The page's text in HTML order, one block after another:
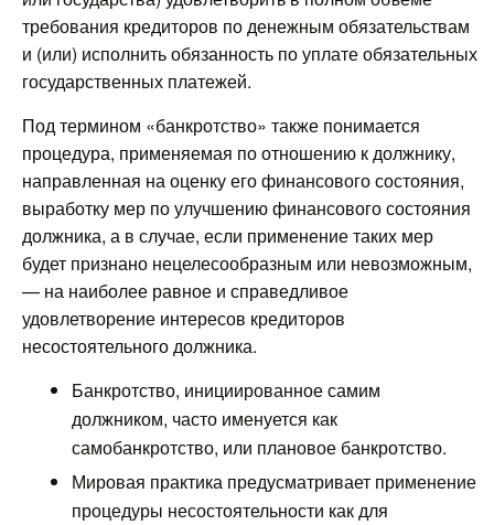
требования кредиторов по денежным обязательствам
и (или) исполнить обязанность по уплате обязательных
государственных платежей.
Под термином «банкротство» также понимается
процедура, применяемая по отношению к должнику,
направленная на оценку его финансового состояния,
выработку мер по улучшению финансового состояния
должника, а в случае, если применение таких мер
будет признано нецелесообразным или невозможным,
— на наиболее равное и справедливое
удовлетворение интересов кредиторов
несостоятельного должника.
Банкротство, инициированное самим
должником, часто именуется как
самобанкротство, или плановое банкротство.
Мировая практика предусматривает применение
процедуры несостоятельности как для